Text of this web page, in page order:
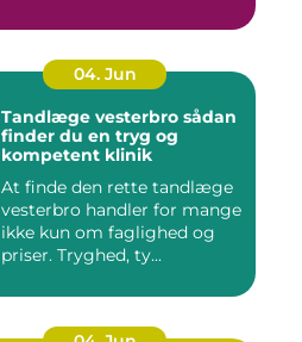
04. Jun
Tandlæge vesterbro sådan
finder du en tryg og
kompetent klinik
At finde den rette tandlæge
vesterbro handler for mange
ikke kun om faglighed og
priser. Tryghed, ty...